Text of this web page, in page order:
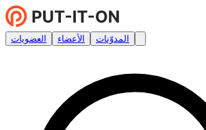
العضويات الأعضاء المدوّنات